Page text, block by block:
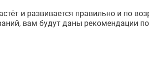
и развивается правильно и по
вам будут даны рекомендации